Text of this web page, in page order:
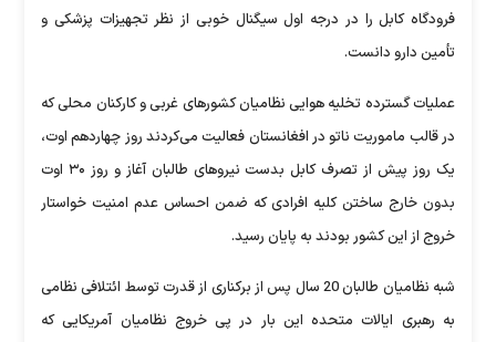
فرودگاه کابل را در درجه اول سیگنال خوبی از نظر تجهیزات پزشکی و
تأمین دارو دانست.
عملیات گسترده تخلیه هوایی نظامیان کشورهای غربی و کارکنان محلی که
در قالب ماموریت ناتو در افغانستان فعالیت می‌کردند روز چهاردهم اوت،
یک روز پیش از تصرف کابل بدست نیروهای طالبان آغاز و روز ۳۰ اوت
بدون خارج ساختن کلیه افرادی که ضمن احساس عدم امنیت خواستار
خروج از این کشور بودند به پایان رسید.
شبه نظامیان طالبان 20 سال پس از برکناری از قدرت توسط ائتلافی نظامی
به رهبری ایالات متحده این‌ بار در پی خروج نظامیان آمریکایی که